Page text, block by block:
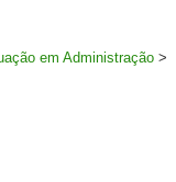
em Administração >